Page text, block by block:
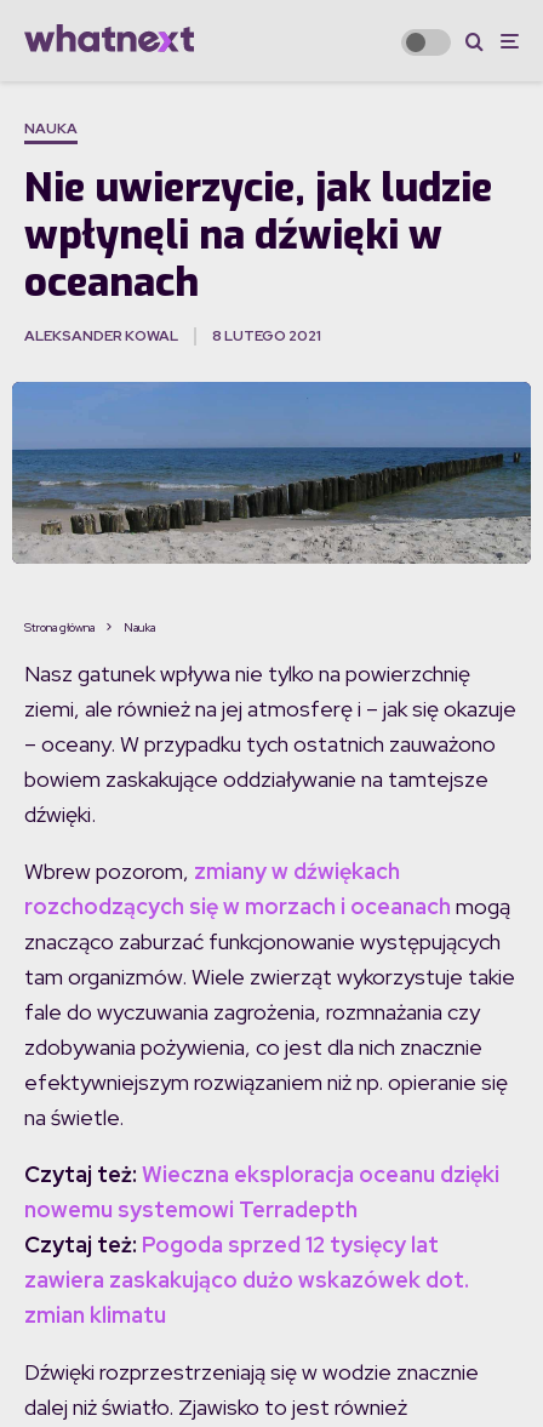
NAUKA
Nie uwierzycie, jak ludzie
wpłynęli na dźwięki w
oceanach
ALEKSANDER KOWAL 8 LUTEGO 2021
Strona główna Nauka
Nasz gatunek wpływa nie tylko na powierzchnię
ziemi, ale również na jej atmosferę i – jak się okazuje
– oceany. W przypadku tych ostatnich zauważono
bowiem zaskakujące oddziaływanie na tamtejsze
dźwięki.
Wbrew pozorom, zmiany w dźwiękach
rozchodzących się w morzach i oceanach mogą
znacząco zaburzać funkcjonowanie występujących
tam organizmów. Wiele zwierząt wykorzystuje takie
fale do wyczuwania zagrożenia, rozmnażania czy
zdobywania pożywienia, co jest dla nich znacznie
efektywniejszym rozwiązaniem niż np. opieranie się
na świetle.
Czytaj też: Wieczna eksploracja oceanu dzięki
nowemu systemowi Terradepth
Czytaj też: Pogoda sprzed 12 tysięcy lat
zawiera zaskakująco dużo wskazówek dot.
zmian klimatu
Dźwięki rozprzestrzeniają się w wodzie znacznie
dalej niż światło. Zjawisko to jest również